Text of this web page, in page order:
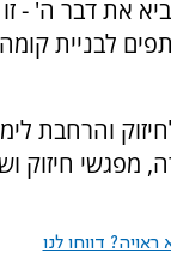
להביא את דבר ה'
לבניית
והרחבת
מפגשי חיזוק
דווחו לנו